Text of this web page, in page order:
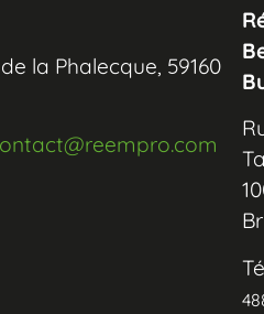
la Phalecque, 59160